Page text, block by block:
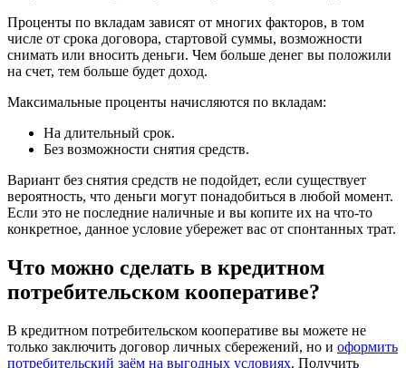
Проценты по вкладам зависят от многих факторов, в том
числе от срока договора, стартовой суммы, возможности
снимать или вносить деньги. Чем больше денег вы положили
на счет, тем больше будет доход.
Максимальные проценты начисляются по вкладам:
На длительный срок.
Без возможности снятия средств.
Вариант без снятия средств не подойдет, если существует
вероятность, что деньги могут понадобиться в любой момент.
Если это не последние наличные и вы копите их на что-то
конкретное, данное условие убережет вас от спонтанных трат.
Что можно сделать в кредитном
потребительском кооперативе?
В кредитном потребительском кооперативе вы можете не
только заключить договор личных сбережений, но и оформить
потребительский заём на выгодных условиях. Получить
Выберите ваш город